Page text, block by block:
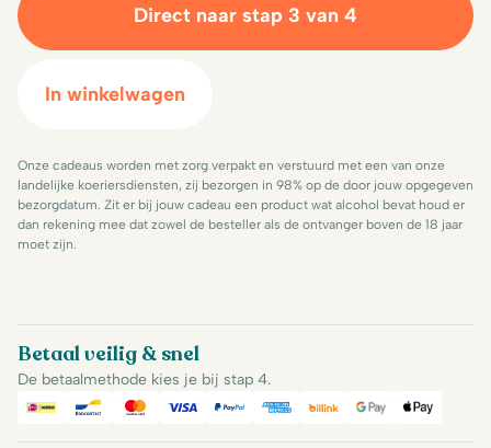
Direct naar stap 3 van 4
In winkelwagen
Onze cadeaus worden met zorg verpakt en verstuurd met een van onze
landelijke koeriersdiensten, zij bezorgen in 98% op de door jouw opgegeven
bezorgdatum. Zit er bij jouw cadeau een product wat alcohol bevat houd er
dan rekening mee dat zowel de besteller als de ontvanger boven de 18 jaar
moet zijn.
Betaal veilig & snel
De betaalmethode kies je bij stap 4.
iDeal Bancontact
Mastercard
Visa PayPalAmerican Express
BillinkGoogle Pay
Apple